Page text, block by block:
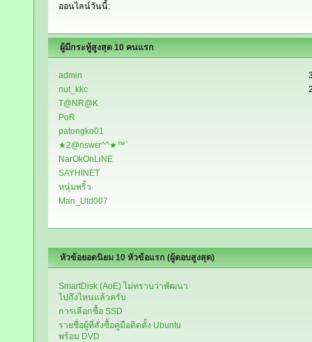
ออนไลน์วันนี้:
ผู้มีกระทู้สูงสุด 10 คนแรก
admin
nut_kkc
T@NR@K
PoR
patongko01
★2@nswεr^^★™`
NarOkOnLiNE
SAYHINET
หนุ่มพริ้ว
Man_Utd007
หัวข้อยอดนิยม 10 หัวข้อแรก (ผู้ตอบสูงสุด)
SmartDisk (AoE) ไม่ทราบว่าพัฒนา
ไปถึงไหนแล้วครับ
การเลือกซื้อ SSD
รายชื่อผู้ที่สั่งซื้อคู่มือติดตั้ง Ubuntu
พร้อม DVD